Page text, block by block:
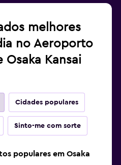
melhores
no Aeroporto
Osaka Kansai
Cidades populares
Sinto-me com sorte
populares em Osaka